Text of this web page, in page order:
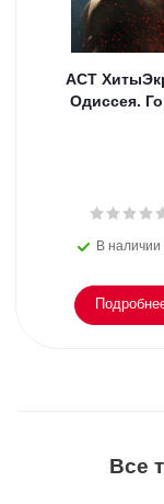
АСТ
Одиссея.
В наличии
Все